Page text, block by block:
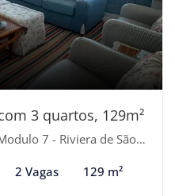
3 quartos, 129m²
de São Lourenço, Bertioga-SP
2 Vagas 129 m²